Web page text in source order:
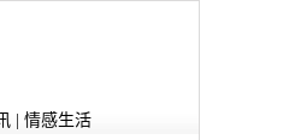
| 情感生活